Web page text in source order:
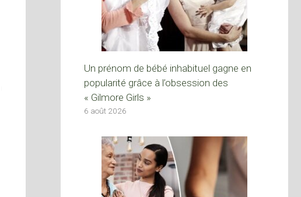
Un prénom de bébé inhabituel gagne en
popularité grâce à l’obsession des
« Gilmore Girls »
6 août 2026